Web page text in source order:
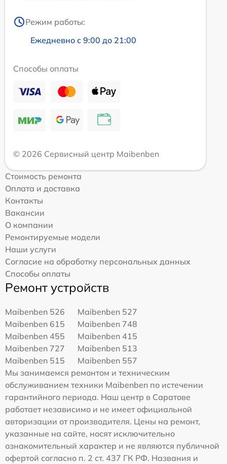
Режим работы:
Ежедневно с 9:00 до 21:00
Способы оплаты
© 2026 Сервисный центр Maibenben
Стоимость ремонта
Оплата и доставка
Контакты
Вакансии
О компании
Ремонтируемые модели
Наши услуги
Согласие на обработку персональных данных
Способы оплаты
Ремонт устройств
Maibenben 526
Maibenben 527
Maibenben 615
Maibenben 748
Maibenben 455
Maibenben 415
Maibenben 727
Maibenben 513
Maibenben 515
Maibenben 557
Мы занимаемся ремонтом и техническим
обслуживанием техники Maibenben по истечении
гарантийного периода. Наш центр в Саратове
работает независимо и не имеет официальной
авторизации от производителя. Цены на ремонт,
указанные на сайте, носят исключительно
ознакомительный характер и не являются публичной
офертой согласно п. 2 ст. 437 ГК РФ. Названия и